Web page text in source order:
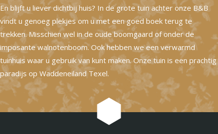
En blijft u liever dichtbij huis? In de grote tuin achter onze B&B
vindt u genoeg plekjes om u met een goed boek terug te
trekken. Misschien wel in de oude boomgaard of onder de
imposante walnotenboom. Ook hebben we een verwarmd
tuinhuis waar u gebruik van kunt maken. Onze tuin is een prachtig
paradijs op Waddeneiland Texel.